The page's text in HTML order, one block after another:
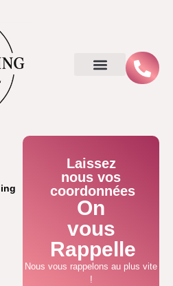
Laissez
nous vos
coordonnées
On
vous
Rappelle
Nous vous rappelons au plus vite
!